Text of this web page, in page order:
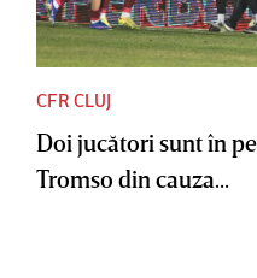
CFR CLUJ
Doi jucători sunt în
Tromso din cauza...